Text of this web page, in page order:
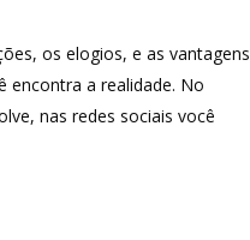
os elogios, e as vantagens
encontra a realidade. No
nas redes sociais você